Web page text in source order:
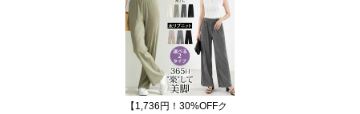
袖 ラッシュガード 遮光
ひんやり ゆったり UVパ
ーカー メッシュ 指穴 取
り外し サンバイザー 日
焼け防止 大きいサイズ
高身長 低身長 トップス
通気性 紫外線対策
【1,736円！30%OFFク